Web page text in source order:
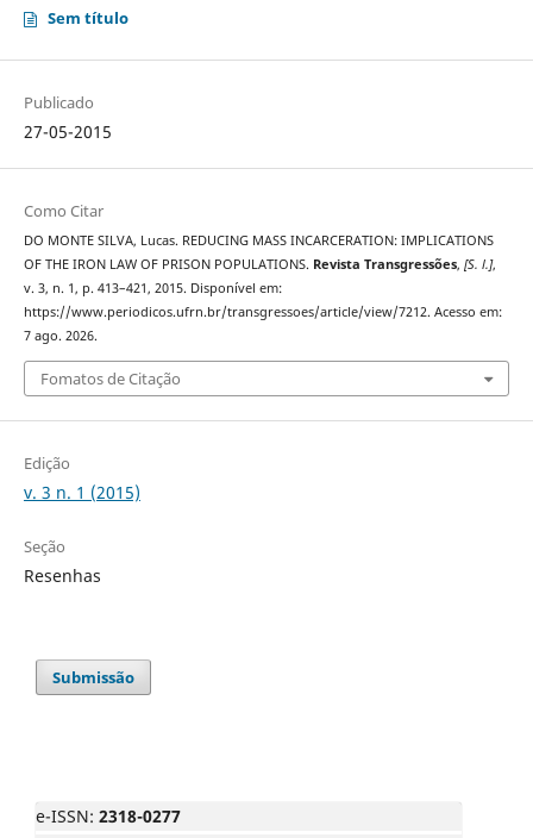
Sem título
Publicado
27-05-2015
Como Citar
DO MONTE SILVA, Lucas. REDUCING MASS INCARCERATION: IMPLICATIONS
OF THE IRON LAW OF PRISON POPULATIONS. Revista Transgressões, [S. l.],
v. 3, n. 1, p. 413–421, 2015. Disponível em:
https://www.periodicos.ufrn.br/transgressoes/article/view/7212. Acesso em:
7 ago. 2026.
Fomatos de Citação
Edição
v. 3 n. 1 (2015)
Seção
Resenhas
Submissão
e-ISSN: 2318-0277